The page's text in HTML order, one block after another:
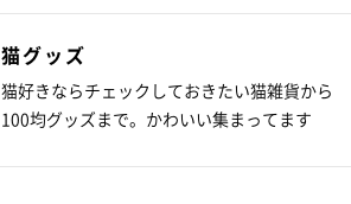
猫グッズ
猫好きならチェックしておきたい猫雑貨から
100均グッズまで。かわいい集まってます